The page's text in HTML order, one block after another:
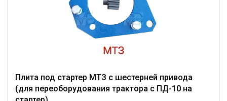
Плита под стартер МТЗ с шестерней привода
(для переоборудования трактора с ПД-10 на